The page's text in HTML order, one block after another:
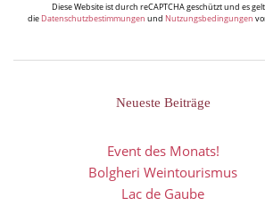
Diese Website ist durch reCAPTCHA geschützt und es
die Datenschutzbestimmungen und Nutzungsbedingungen
Neueste Beiträge
Event des Monats!
Bolgheri Weintourismus
Lac de Gaube